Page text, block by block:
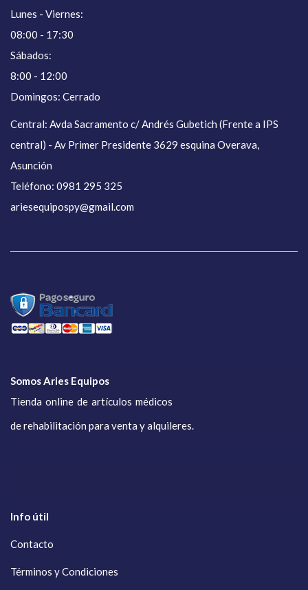
Lunes - Viernes:
08:00 - 17:30
Sábados:
8:00 - 12:00
Domingos: Cerrado
Central: Avda Sacramento c/ Andrés Gubetich (Frente a IPS
central) - Av Primer Presidente 3629 esquina Overava,
Asunción
Teléfono: 0981 295 325
ariesequipospy@gmail.com
Somos Aries Equipos
Tienda online de artículos médicos
de rehabilitación para venta y alquileres.
Info útil
Contacto
Términos y Condiciones